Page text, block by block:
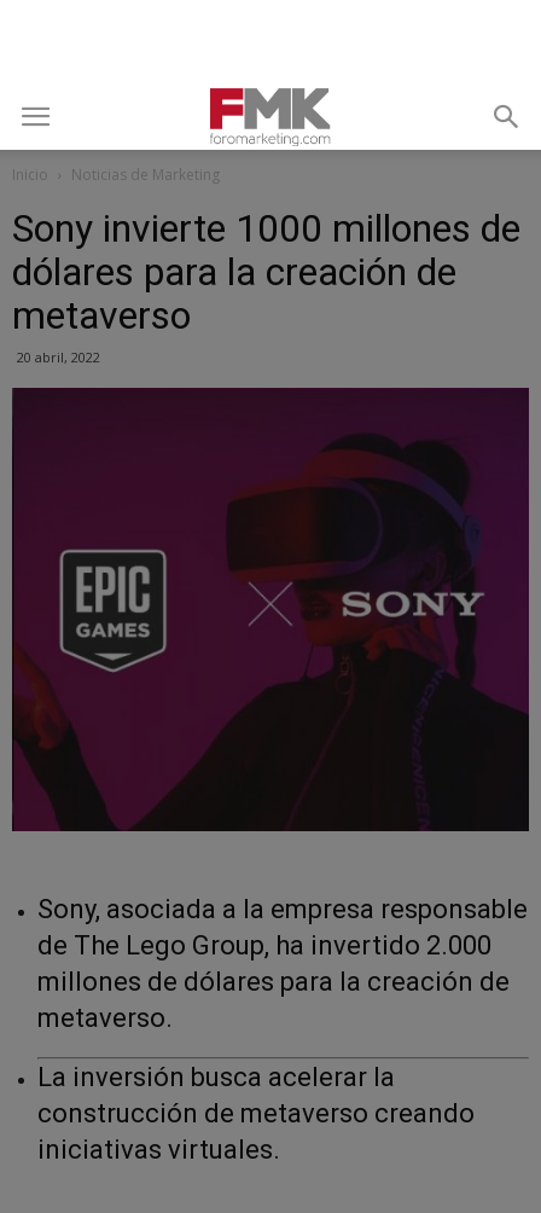
Inicio Noticias de Marketing
Sony invierte 1000 millones de
dólares para la creación de
metaverso
20 abril, 2022
Sony, asociada a la empresa responsable
de The Lego Group, ha invertido 2.000
millones de dólares para la creación de
metaverso.
La inversión busca acelerar la
construcción de metaverso creando
iniciativas virtuales.